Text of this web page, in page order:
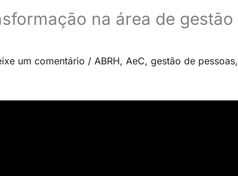
na área de gestão
um comentário / ABRH, AeC, gestão de pessoas,